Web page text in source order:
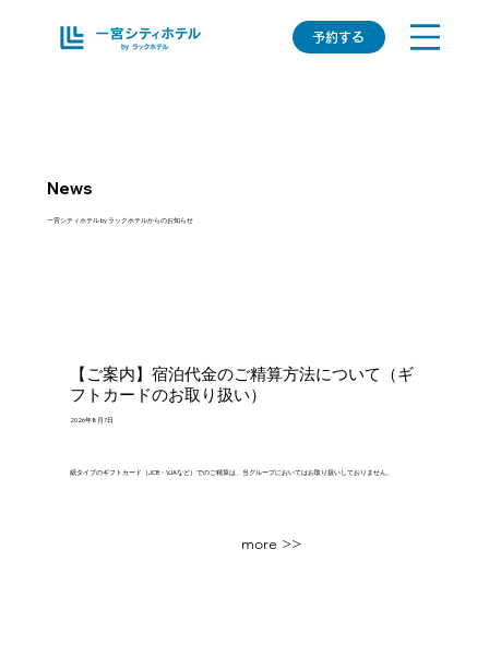
予約する
News
​一宮シティホテル by ラックホテルからのお知らせ
【ご案内】宿泊代金のご精算方法について（ギ
フトカードのお取り扱い）
2026年8月7日
紙タイプのギフトカード（JCB・VJAなど）でのご精算は、当グループにおいてはお取り扱いしておりません。
more >>